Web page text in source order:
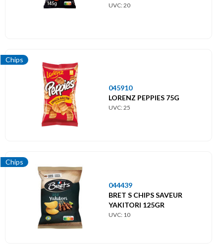
UVC: 20
Chips
045910
LORENZ PEPPIES 75G
UVC: 25
Chips
044439
BRET S CHIPS SAVEUR
YAKITORI 125GR
UVC: 10